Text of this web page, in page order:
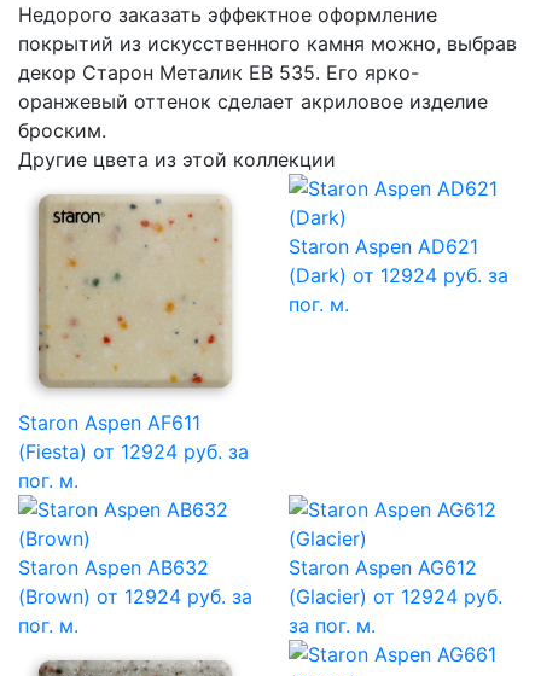
Недорого заказать эффектное оформление
покрытий из искусственного камня можно, выбрав
декор Cтарон Металик EB 535. Его ярко-
оранжевый оттенок сделает акриловое изделие
броским.
Другие цвета из этой коллекции
Staron Aspen AF611
(Fiesta) от 12924 руб. за
пог. м.
Staron Aspen AD621
(Dark) от 12924 руб. за
пог. м.
Staron Aspen AB632
(Brown) от 12924 руб. за
пог. м.
Staron Aspen AG612
(Glacier) от 12924 руб.
за пог. м.